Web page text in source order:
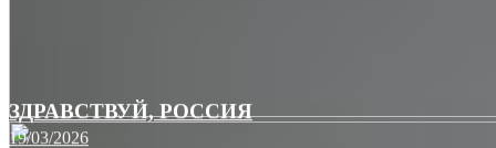
ЗДРАВСТВУЙ, РОССИЯ
19/03/2026